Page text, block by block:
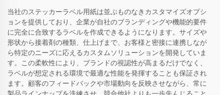
当社のステッカーラベル用紙は並ぶものなきカスタマイズオプシ
ョンを提供しており、企業が自社のブランディングや機能的要件
に完全に合致するラベルを作成できるようになります。サイズや
形状から接着剤の種類、仕上げまで、お客様と密接に連携しなが
ら特定のニーズに応えるカスタムソリューションを開発していま
す。この柔軟性により、ブランドの視認性が高まるだけでなく、
ラベルが想定される環境で最適な性能を発揮することも保証され
ます。顧客のフィードバックや市場動向を反映させながら、常に